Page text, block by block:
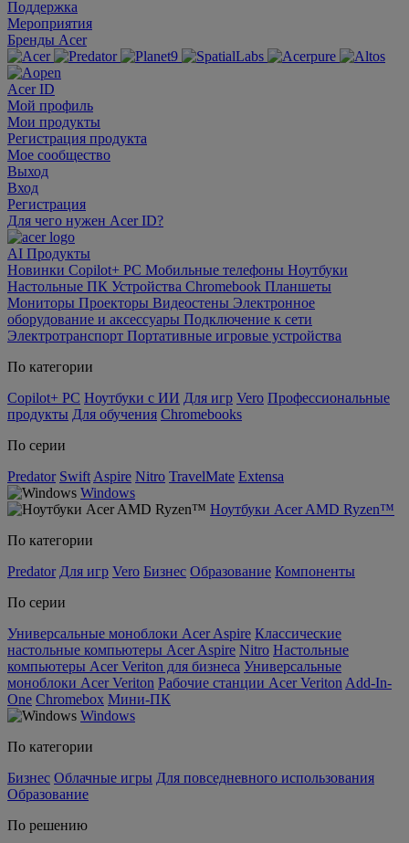
Поддержка
Мероприятия
Бренды Acer
Acer ID
Мой профиль
Мои продукты
Регистрация продукта
Мое сообщество
Выход
Вход
Регистрация
Для чего нужен Acer ID?
AI Продукты
Новинки Copilot+ PC Мобильные телефоны Ноутбуки
Настольные ПК Устройства Chromebook Планшеты
Мониторы Проекторы Видеостены Электронное
оборудование и аксессуары Подключение к сети
Электротранспорт Портативные игровые устройства
По категории
Copilot+ PC Ноутбуки с ИИ Для игр Vero Профессиональные
продукты Для обучения Chromebooks
По серии
Predator Swift Aspire Nitro TravelMate Extensa
Windows
Ноутбуки Acer AMD Ryzen™
По категории
Predator Для игр Vero Бизнес Образование Компоненты
По серии
Универсальные моноблоки Acer Aspire Классические
настольные компьютеры Acer Aspire Nitro Настольные
компьютеры Acer Veriton для бизнеса Универсальные
моноблоки Acer Veriton Рабочие станции Acer Veriton Add-In-
One Chromebox Мини-ПК
Windows
По категории
Бизнес Облачные игры Для повседневного использования
Образование
По решению